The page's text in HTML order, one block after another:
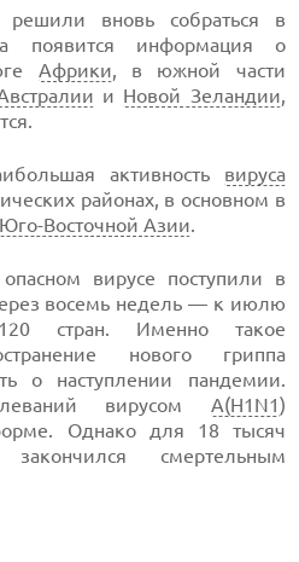
решили вновь собраться в
появится информация о
Африки, в южной части
и Новой Зеландии,
активность вируса
районах, в основном в
Юго-Восточной Азии.
вирусе поступили в
восемь недель — к июлю
стран. Именно такое
нового гриппа
о наступлении пандемии.
вирусом А(H1N1)
Однако для 18 тысяч
смертельным